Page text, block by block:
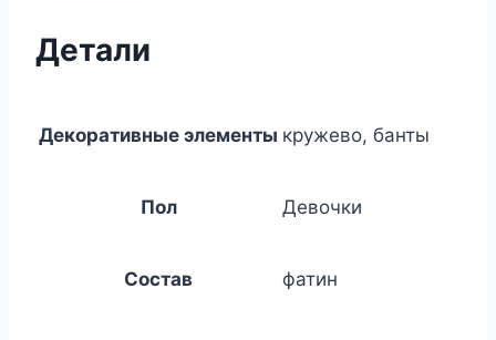
Детали
Декоративные элементы кружево, банты
Пол Девочки
Состав фатин